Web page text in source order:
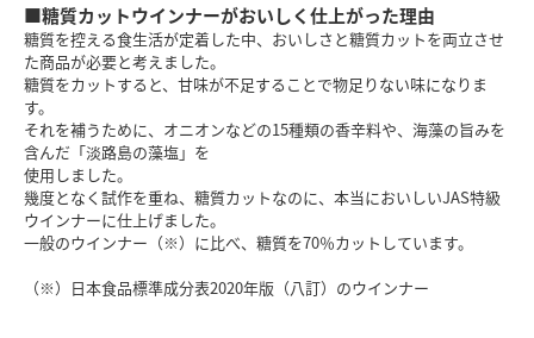
■糖質カットウインナーがおいしく仕上がった理由
糖質を控える食生活が定着した中、おいしさと糖質カットを両立させ
た商品が必要と考えました。
糖質をカットすると、甘味が不足することで物足りない味になりま
す。
それを補うために、オニオンなどの15種類の香辛料や、海藻の旨みを
含んだ「淡路島の藻塩」を
使用しました。
幾度となく試作を重ね、糖質カットなのに、本当においしいJAS特級
ウインナーに仕上げました。
一般のウインナー（※）に比べ、糖質を70％カットしています。
（※）日本食品標準成分表2020年版（八訂）のウインナー